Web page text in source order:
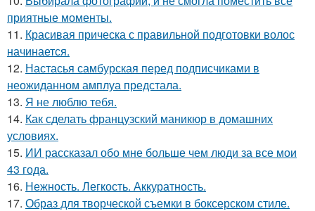
приятные моменты.
11. Красивая прическа с правильной подготовки волос
начинается.
12. Настасья самбурская перед подписчиками в
неожиданном амплуа предстала.
13. Я не люблю тебя.
14. Как сделать французский маникюр в домашних
условиях.
15. ИИ рассказал обо мне больше чем люди за все мои
43 года.
16. Нежность. Легкость. Аккуратность.
17. Образ для творческой съемки в боксерском стиле.